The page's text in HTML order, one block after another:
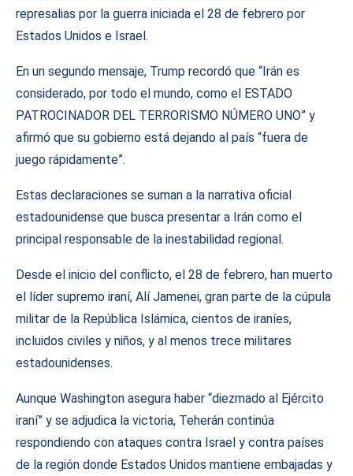
represalias por la guerra iniciada el 28 de febrero por
Estados Unidos e Israel.
En un segundo mensaje, Trump recordó que “Irán es
considerado, por todo el mundo, como el ESTADO
PATROCINADOR DEL TERRORISMO NÚMERO UNO” y
afirmó que su gobierno está dejando al país “fuera de
juego rápidamente”.
Estas declaraciones se suman a la narrativa oficial
estadounidense que busca presentar a Irán como el
principal responsable de la inestabilidad regional.
Desde el inicio del conflicto, el 28 de febrero, han muerto
el líder supremo iraní, Alí Jamenei, gran parte de la cúpula
militar de la República Islámica, cientos de iraníes,
incluidos civiles y niños, y al menos trece militares
estadounidenses.
Aunque Washington asegura haber “diezmado al Ejército
iraní” y se adjudica la victoria, Teherán continúa
respondiendo con ataques contra Israel y contra países
de la región donde Estados Unidos mantiene embajadas y